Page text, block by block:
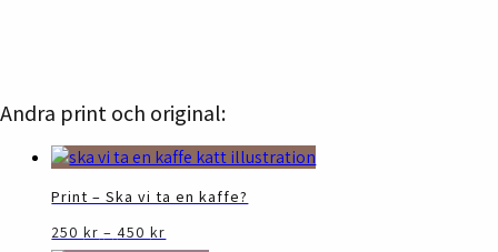
Andra print och original:
Print – Ska vi ta en kaffe?
250kr – 450kr